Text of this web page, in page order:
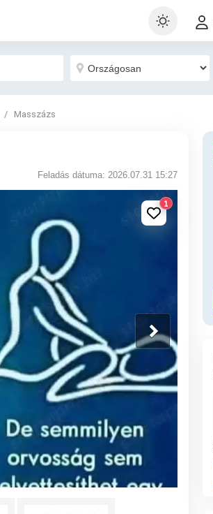
Masszázs
Feladás dátuma: 2026.07.31 15:27
1